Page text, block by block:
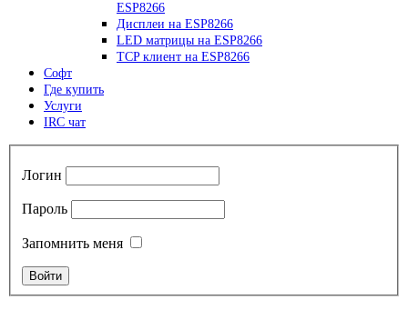
ESP8266
Дисплеи на ESP8266
LED матрицы на ESP8266
TCP клиент на ESP8266
Софт
Где купить
Услуги
IRC чат
Логин
Пароль
Запомнить меня